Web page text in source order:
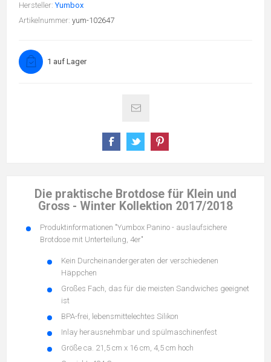
Hersteller: Yumbox
Artikelnummer: yum-102647
1 auf Lager
Die praktische Brotdose für Klein und
Gross - Winter Kollektion 2017/2018
Produktinformationen "Yumbox Panino - auslaufsichere
Brotdose mit Unterteilung, 4er"
Kein Durcheinandergeraten der verschiedenen
Häppchen
Großes Fach, das für die meisten Sandwiches geeignet
ist
BPA-frei, lebensmittelechtes Silikon
Inlay herausnehmbar und spülmaschinenfest
Größe ca. 21,5 cm x 16 cm, 4,5 cm hoch